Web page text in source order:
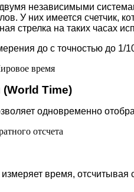
независимыми
У них имеется счетчик,
стрелка на таких часах
до с точностью до
время
Time)
одновременно
отсчета
измеряет время,